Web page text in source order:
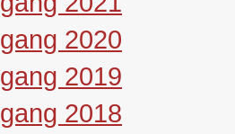
2020
2019
2018